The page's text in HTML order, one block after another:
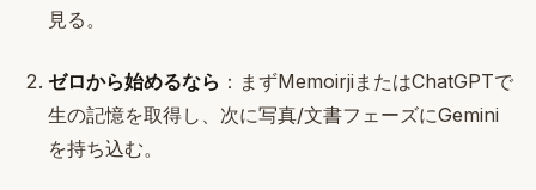
見る。
ゼロから始めるなら ：まずMemoirjiまたはChatGPTで
生の記憶を取得し、次に写真/文書フェーズにGemini
を持ち込む。